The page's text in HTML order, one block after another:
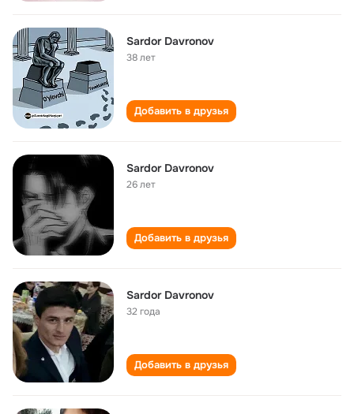
Sardor Davronov
38 лет
Добавить в друзья
Sardor Davronov
26 лет
Добавить в друзья
Sardor Davronov
32 года
Добавить в друзья